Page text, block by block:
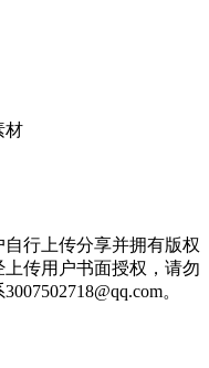
材
行上传分享并拥有版权
传用户书面授权，请勿
。